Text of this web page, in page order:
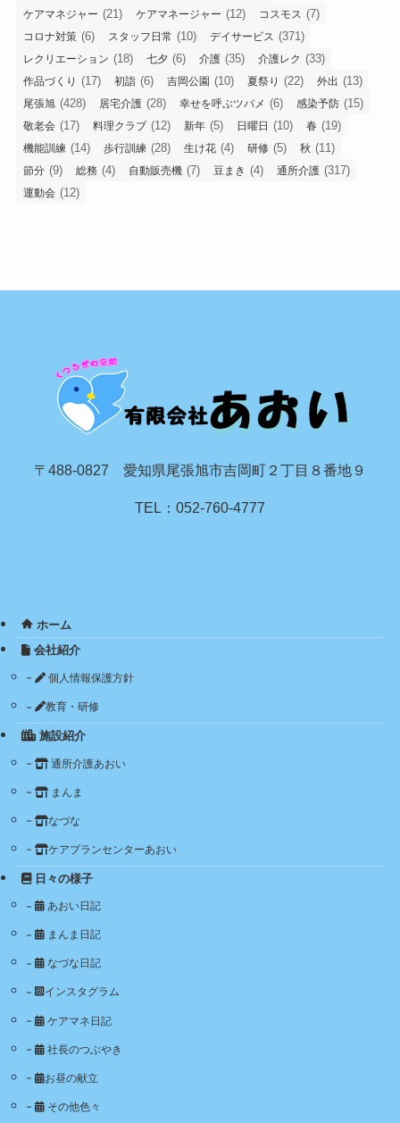
ケアマネジャー (21) ケアマネージャー (12) コスモス (7)
コロナ対策 (6) スタッフ日常 (10) デイサービス (371)
レクリエーション (18) 七夕 (6) 介護 (35) 介護レク (33)
作品づくり (17) 初詣 (6) 吉岡公園 (10) 夏祭り (22) 外出 (13)
尾張旭 (428) 居宅介護 (28) 幸せを呼ぶツバメ (6) 感染予防 (15)
敬老会 (17) 料理クラブ (12) 新年 (5) 日曜日 (10) 春 (19)
機能訓練 (14) 歩行訓練 (28) 生け花 (4) 研修 (5) 秋 (11)
節分 (9) 総務 (4) 自動販売機 (7) 豆まき (4) 通所介護 (317)
運動会 (12)
〒488-0827 愛知県尾張旭市吉岡町２丁目８番地９
TEL：052-760-4777
ホーム
会社紹介
個人情報保護方針
教育・研修
施設紹介
通所介護あおい
まんま
なづな
ケアプランセンターあおい
日々の様子
あおい日記
まんま日記
なづな日記
インスタグラム
ケアマネ日記
社長のつぶやき
お昼の献立
その他色々